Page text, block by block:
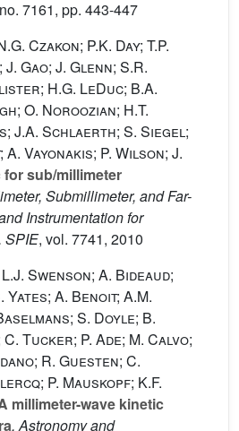
7161, pp. 443-447
Czakon; P.K. Day; T.P.
Gao; J. Glenn; S.R.
H.G. LeDuc; B.A.
O. Noroozian; H.T.
J.A. Schlaerth; S. Siegel;
Vayonakis; P. Wilson; J.
for sub/millimeter
Submillimeter, and Far-
Instrumentation for
SPIE, vol. 7741, 2010
Swenson; A. Bideaud;
Yates; A. Benoit; A.M.
S. Doyle; B.
Tucker; P. Ade; M. Calvo;
R. Guesten; C.
P. Mauskopf; K.F.
millimeter-wave kinetic
, Astronomy and